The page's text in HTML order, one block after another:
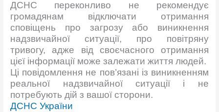
ДСНС переконливо не рекомендує
громадянам відключати отримання
сповіщень про загрозу або виникнення
надзвичайної ситуації, про повітряну
тривогу, адже від своєчасного отримання
цієї інформації може залежати життя людей.
Ці повідомлення не пов’язані із виникненням
реальної надзвичайної ситуації і не
потребують дій з вашої сторони.
ДСНС України